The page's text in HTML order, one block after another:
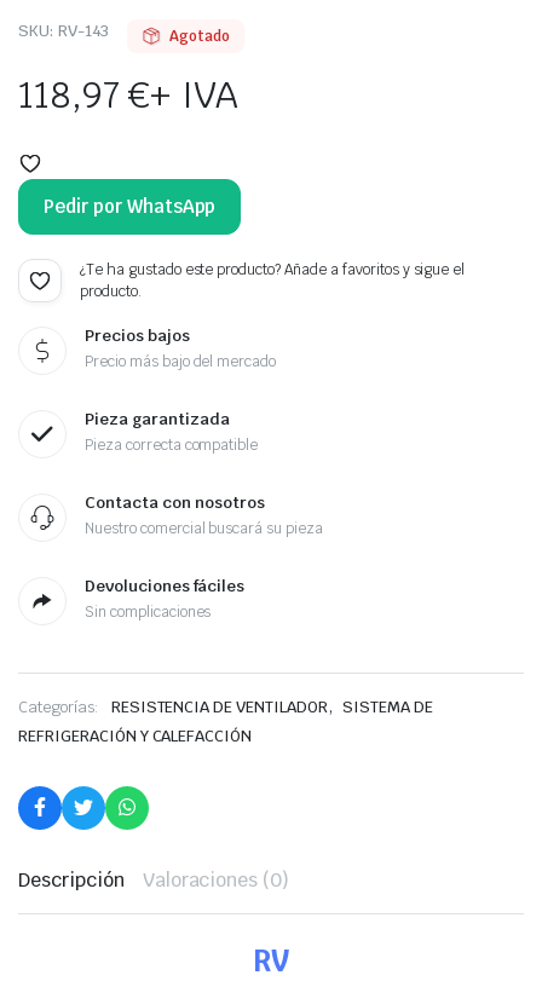
SKU: RV-143 Agotado
118,97€+ IVA
Pedir por WhatsApp
¿Te ha gustado este producto? Añade a favoritos y sigue el
producto.
Precios bajos
Precio más bajo del mercado
Pieza garantizada
Pieza correcta compatible
Contacta con nosotros
Nuestro comercial buscará su pieza
Devoluciones fáciles
Sin complicaciones
Categorías: RESISTENCIA DE VENTILADOR, SISTEMA DE
REFRIGERACIÓN Y CALEFACCIÓN
Descripción Valoraciones (0)
RV